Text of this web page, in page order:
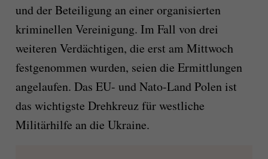
und der Beteiligung an einer organisierten
kriminellen Vereinigung. Im Fall von drei
weiteren Verdächtigen, die erst am Mittwoch
festgenommen wurden, seien die Ermittlungen
angelaufen. Das EU- und Nato-Land Polen ist
das wichtigste Drehkreuz für westliche
Militärhilfe an die Ukraine.